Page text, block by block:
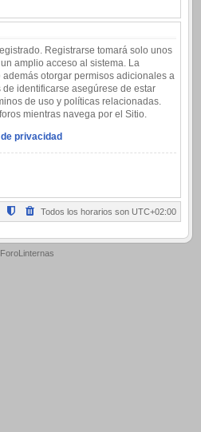
Registrarse tomará solo unos
amplio acceso al sistema. La
otorgar permisos adicionales a
identificarse asegúrese de estar
de uso y políticas relacionadas.
mientras navega por el Sitio.
privacidad
Todos los horarios son UTC+02:00